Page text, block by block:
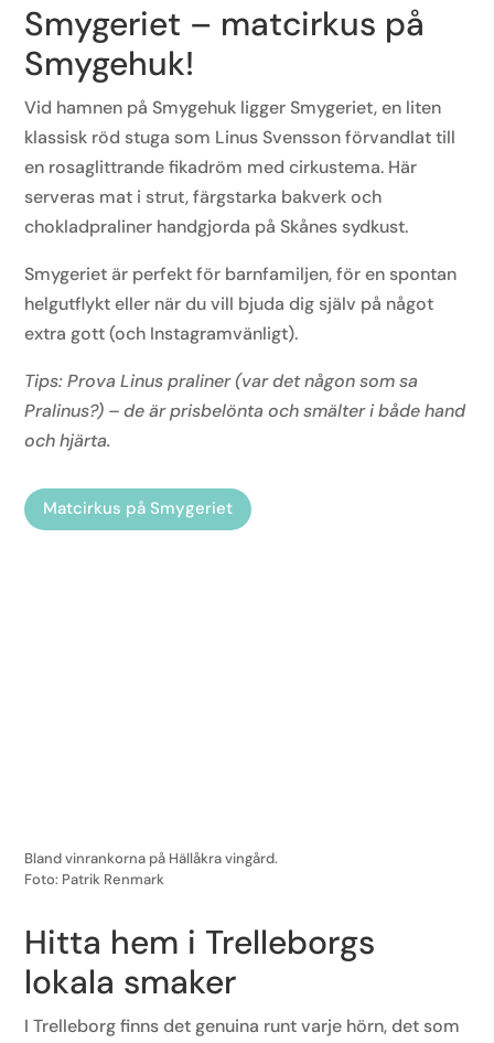
Smygeriet – matcirkus på
Smygehuk!
Vid hamnen på Smygehuk ligger Smygeriet, en liten
klassisk röd stuga som Linus Svensson förvandlat till
en rosaglittrande fikadröm med cirkustema. Här
serveras mat i strut, färgstarka bakverk och
chokladpraliner handgjorda på Skånes sydkust.
Smygeriet är perfekt för barnfamiljen, för en spontan
helgutflykt eller när du vill bjuda dig själv på något
extra gott (och Instagramvänligt).
Tips: Prova Linus praliner (var det någon som sa
Pralinus?) – de är prisbelönta och smälter i både hand
och hjärta.
Matcirkus på Smygeriet
Bland vinrankorna på Hällåkra vingård.
Foto: Patrik Renmark
Hitta hem iTrelleborgs
lokala smaker
I Trelleborg finns det genuina runt varje hörn, det som